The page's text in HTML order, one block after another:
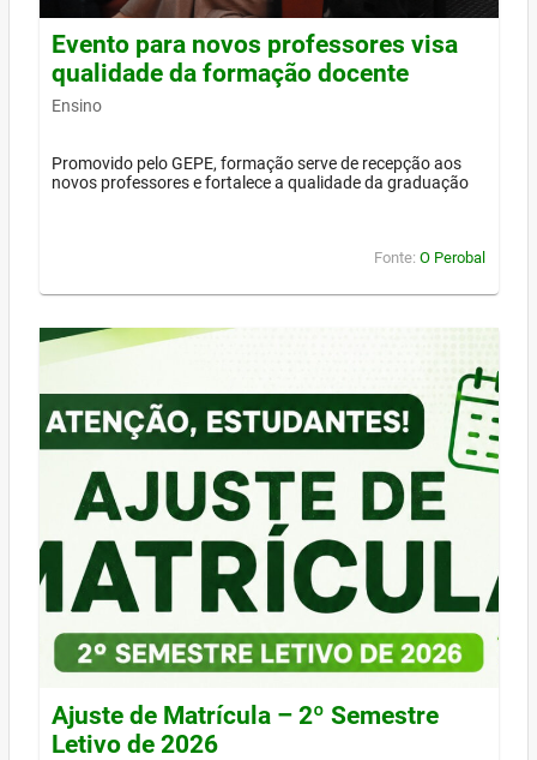
Evento para novos professores visa
qualidade da formação docente
Ensino
Promovido pelo GEPE, formação serve de recepção aos
novos professores e fortalece a qualidade da graduação
Fonte: O Perobal
Ajuste de Matrícula – 2º Semestre
Letivo de 2026